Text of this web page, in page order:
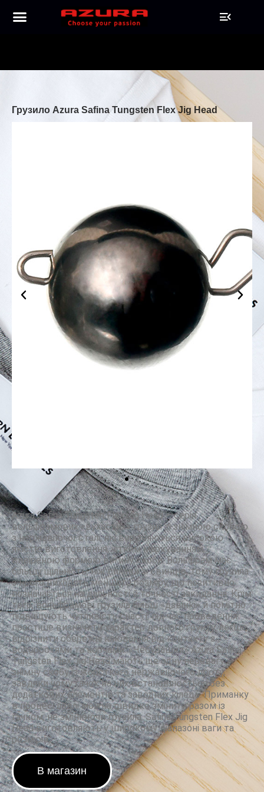
Грузило Azura Safina Tungsten Flex Jig Head
Azura Safina Tungsten Flex Jig Head – серія
вольфрамових «вухастих» грузил зі знімною скобою
з нержавіючої сталі, які вирізняються високою
якістю виготовлення, чітким маркуванням,
вивіреною формою вигину скоби. Вольфрам має
більшу щільність, ніж сплави зі свинцю, тому грузила
з нього виходять меншого розміру, що позитивно
позначається на дальності й точності закидання. Крім
того, вольфрамові грузила більш «дзвінкі» й помітно
підвищують чутливість снасті: під час проведення
простіше визначити характер донного ґрунту, легше
відрізнити обережні клювання від контакту з
водоростями та корчами. «Чебурашки» Azura Safina
Tungsten Flex Jig Head мають ще одну перевагу –
знімну скобу із жорсткого нержавіючого дроту,
завдяки чому гачок на них встановлюється без
додаткових елементів та заводних кілець. Приманку
в процесі ловлі можна швидко змінити разом із
гачком, не змінюючи грузила. Safina Tungsten Flex Jig
Head виготовляють у широкому діапазоні ваги та
розмірів.
В магазин